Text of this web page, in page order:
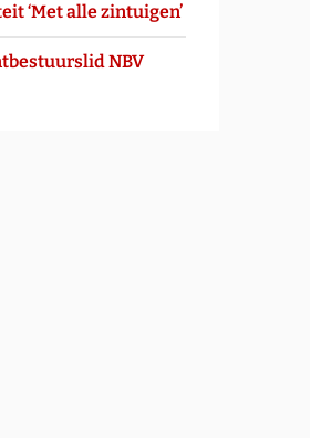
‘Met alle zintuigen’
NBV